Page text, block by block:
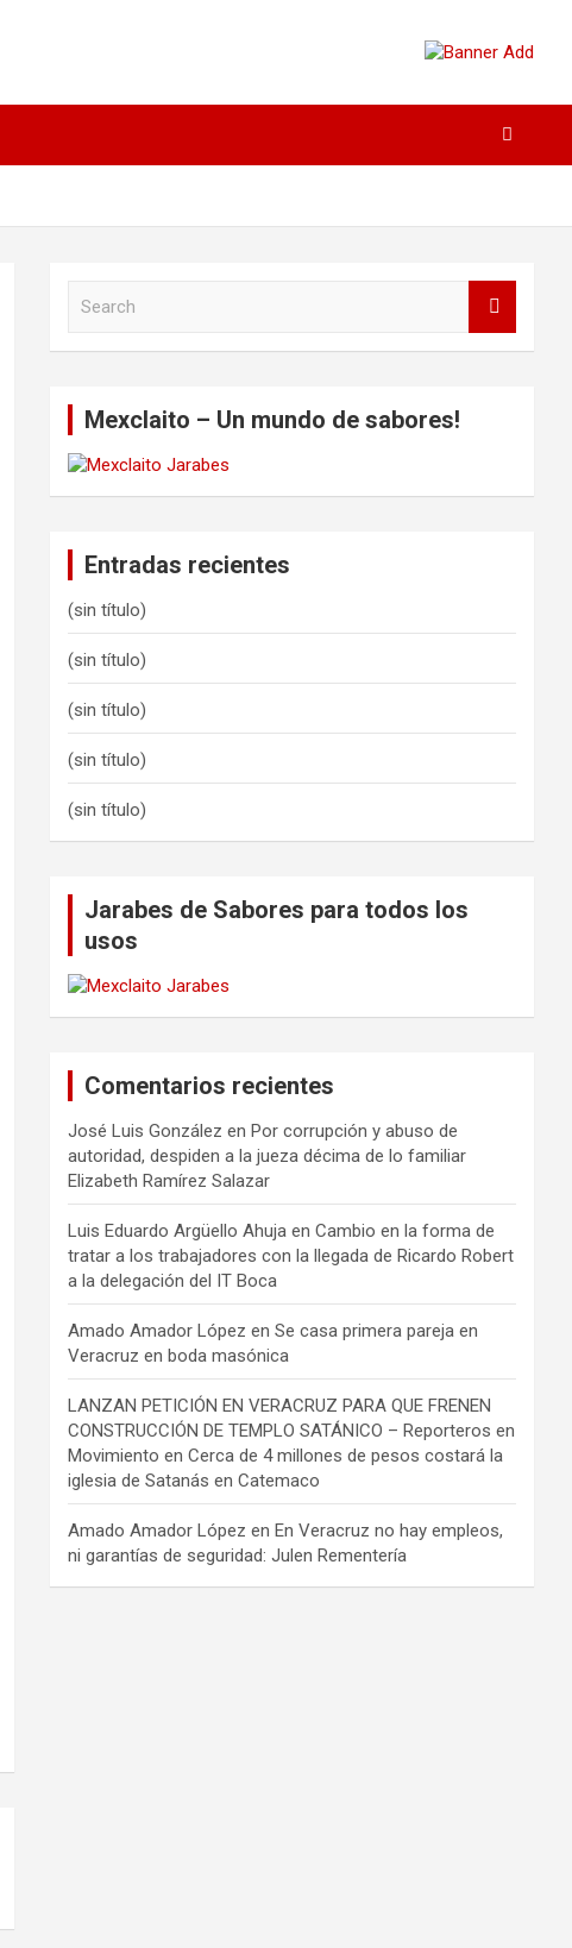
Mexclaito – Un mundo de sabores!
Entradas recientes
(sin título)
(sin título)
(sin título)
(sin título)
(sin título)
Jarabes de Sabores para todos los
usos
Comentarios recientes
José Luis González enPor corrupción y abuso de
autoridad, despiden a la jueza décima de lo familiar
Elizabeth Ramírez Salazar
Luis Eduardo Argüello Ahuja enCambio en la forma de
tratar a los trabajadores con la llegada de Ricardo Robert
a la delegación del IT Boca
Amado Amador López enSe casa primera pareja en
Veracruz en boda masónica
LANZAN PETICIÓN EN VERACRUZ PARA QUE FRENEN
CONSTRUCCIÓN DE TEMPLO SATÁNICO – Reporteros en
Movimiento enCerca de 4 millones de pesos costará la
iglesia de Satanás en Catemaco
Amado Amador López enEn Veracruz no hay empleos,
ni garantías de seguridad: Julen Rementería